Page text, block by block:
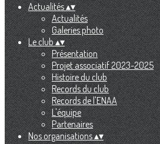
Actualités▴▾
Actualités
Galeries photo
Le club▴▾
Présentation
Projet associatif 2023-2025
Histoire du club
Records du club
Records de l'ENAA
L'équipe
Partenaires
Nos organisations▴▾